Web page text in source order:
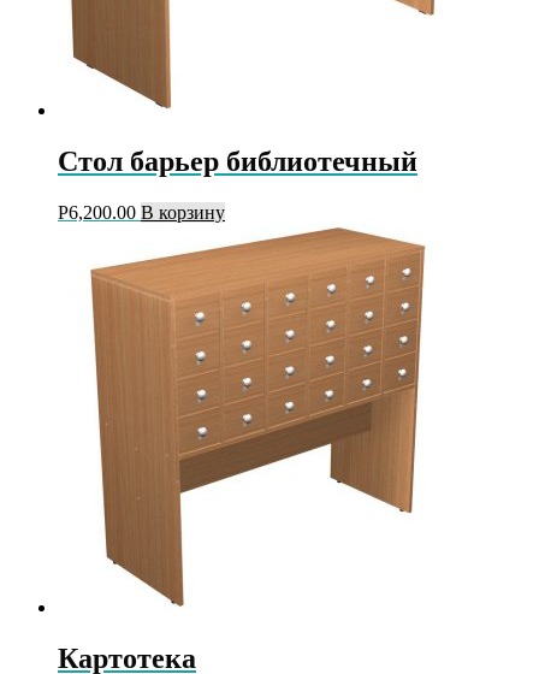
Стол барьер библиотечный
Р6,200.00 В корзину
Картотека